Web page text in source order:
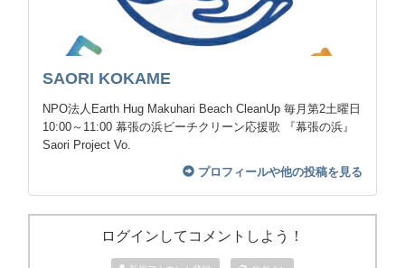
SAORI KOKAME
NPO法人Earth Hug Makuhari Beach CleanUp 毎月第2土曜日
10:00～11:00 幕張の浜ビーチクリーン応援歌 『幕張の浜』
Saori Project Vo.
プロフィールや他の投稿を見る
ログインしてコメントしよう！